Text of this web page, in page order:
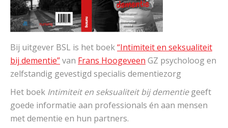
Bij uitgever BSL is het boek“Intimiteit en seksualiteit
bij dementie”van Frans Hoogeveen GZ psycholoog en
zelfstandig gevestigd specialis dementiezorg
Het boek Intimiteit en seksualiteit bij dementiegeeft
goede informatie aan professionals én aan mensen
met dementie en hun partners.